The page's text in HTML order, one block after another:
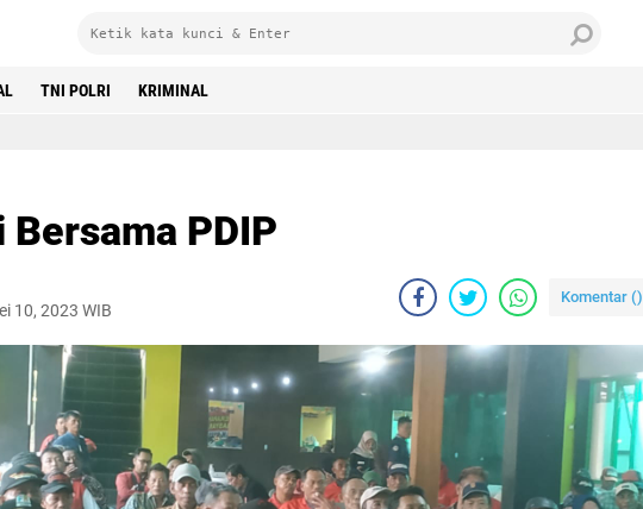
TNI POLRI KRIMINAL
PDIP
10, 2023 WIB
Komentar ()